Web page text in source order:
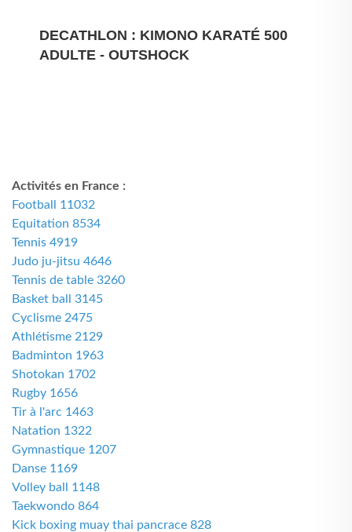
DECATHLON : KIMONO KARATÉ 500
ADULTE - OUTSHOCK
Activités en France :
Football 11032
Equitation 8534
Tennis 4919
Judo ju-jitsu 4646
Tennis de table 3260
Basket ball 3145
Cyclisme 2475
Athlétisme 2129
Badminton 1963
Shotokan 1702
Rugby 1656
Tir à l'arc 1463
Natation 1322
Gymnastique 1207
Danse 1169
Volley ball 1148
Taekwondo 864
Kick boxing muay thai pancrace 828